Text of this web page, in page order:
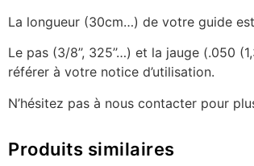
La longueur (30cm…) de votre guide
Le pas (3/8’’, 325’’…) et la jauge
référer à votre notice d’utilisation.
N’hésitez pas à nous contacter pour
Produits similaires